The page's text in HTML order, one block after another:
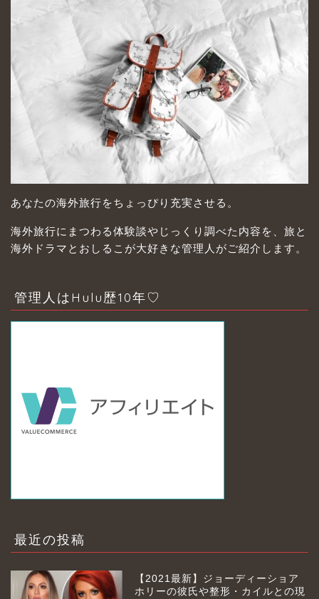
あなたの海外旅行をちょっぴり充実させる。
海外旅行にまつわる体験談やじっくり調べた内容を、旅と
海外ドラマとおしるこが大好きな管理人がご紹介します。
管理人はHulu歴10年♡
最近の投稿
【2021最新】ジョーディーショア
ホリーの彼氏や整形・カイルとの現